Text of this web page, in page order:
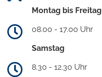
Montag bis Freitag
08.00 - 17.00 Uhr
Samstag
8.30 - 12.30 Uhr